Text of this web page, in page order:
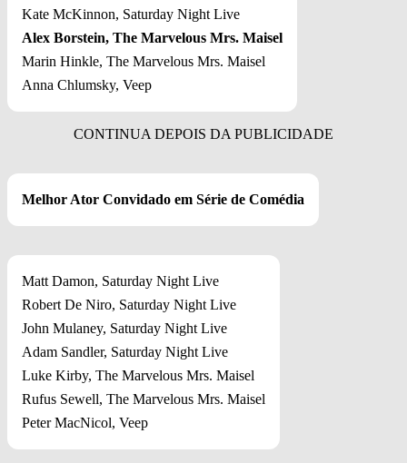
Kate McKinnon, Saturday Night Live
Alex Borstein, The Marvelous Mrs. Maisel
Marin Hinkle, The Marvelous Mrs. Maisel
Anna Chlumsky, Veep
Melhor Ator Convidado em Série de Comédia
Matt Damon, Saturday Night Live
Robert De Niro, Saturday Night Live
John Mulaney, Saturday Night Live
Adam Sandler, Saturday Night Live
Luke Kirby, The Marvelous Mrs. Maisel
Rufus Sewell, The Marvelous Mrs. Maisel
Peter MacNicol, Veep